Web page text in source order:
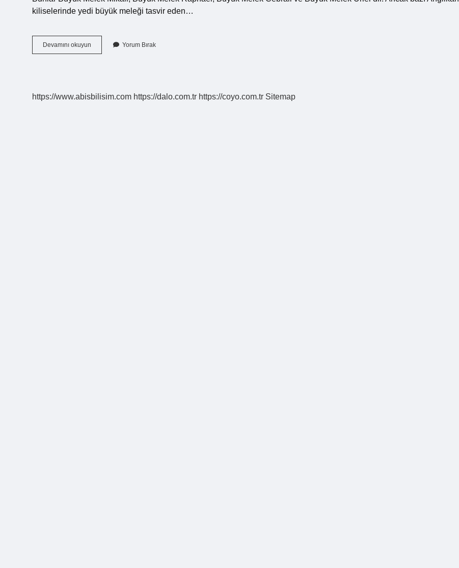
kiliselerinde yedi büyük meleği tasvir eden…
Devamını okuyun Cehennem
Kapısında
Yorum Bırak
https://www.abisbilisim.com https://dalo.com.tr https://coyo.com.tr Sitemap